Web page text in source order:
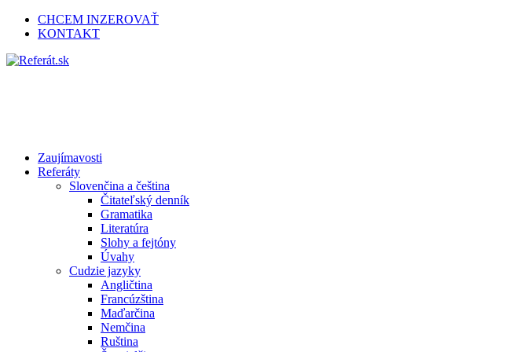
CHCEM INZEROVAŤ
KONTAKT
Zaujímavosti
Referáty
Slovenčina a čeština
Čitateľský denník
Gramatika
Literatúra
Slohy a fejtóny
Úvahy
Cudzie jazyky
Angličtina
Francúzština
Maďarčina
Nemčina
Ruština